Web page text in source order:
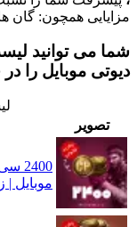
همچون: گان ها، اسکین
توانید لیست
را در جدول
2400 سی پی
موبایل | زمان‌بر و